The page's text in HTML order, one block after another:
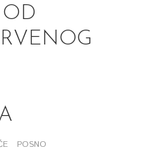
POSNO